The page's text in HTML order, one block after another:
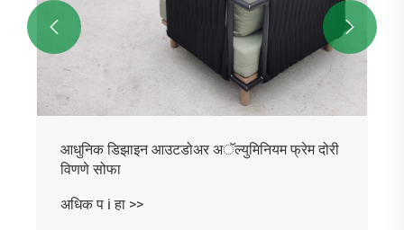
आधुनिक डिझाइन आउटडोअर अॅल्युमिनियम फ्रेम दोरी
विणणे सोफा
अधिक प i हा >>
 